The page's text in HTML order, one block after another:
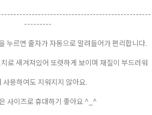
---------
누르면 줄자가 자동으로 말려들어가 편리합니다.
로 새겨져있어 또렷하게 보이며 재질이 부드러워
사용하여도 지워지지 않아요.
사이즈로 휴대하기 좋아요 ^_^